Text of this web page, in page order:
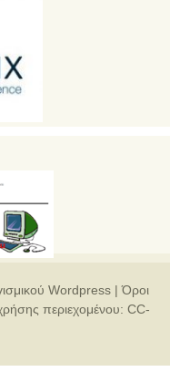
Wordpress |Όροι
περιεχομένου: CC-